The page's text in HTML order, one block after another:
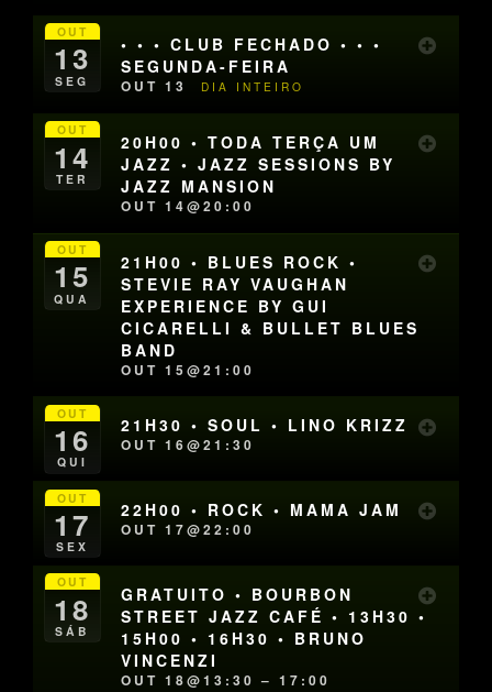
OUT
13
SEG
• • • CLUB FECHADO • • •
SEGUNDA-FEIRA
OUT 13 DIA INTEIRO
OUT
14
TER
20H00 • TODA TERÇA UM
JAZZ • JAZZ SESSIONS BY
JAZZ MANSION
OUT 14@20:00
OUT
15
QUA
21H00 • BLUES ROCK •
STEVIE RAY VAUGHAN
EXPERIENCE BY GUI
CICARELLI & BULLET BLUES
BAND
OUT 15@21:00
OUT
16
QUI
21H30 • SOUL • LINO KRIZZ
OUT 16@21:30
OUT
17
SEX
22H00 • ROCK • MAMA JAM
OUT 17@22:00
OUT
18
SÁB
GRATUITO • BOURBON
STREET JAZZ CAFÉ • 13H30 •
15H00 • 16H30 • BRUNO
VINCENZI
OUT 18@13:30 – 17:00